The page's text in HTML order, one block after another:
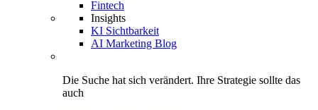
Fintech
Insights
KI Sichtbarkeit
AI Marketing Blog
Die Suche hat sich verändert. Ihre Strategie sollte das
auch